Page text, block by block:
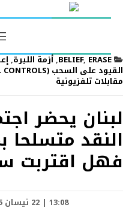
BELIEF,ERASE
,أزمة الليرة,
القيود على السحب (CAPITAL CONTROLS)
مقابلات تلفزيونية
لبنان يحضر
النقد
فهل اقتربت
13:08 | 22 نيسان 2025